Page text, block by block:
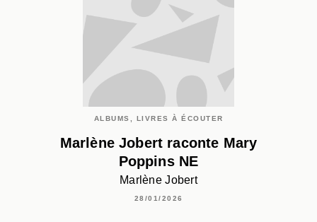
ALBUMS, LIVRES À ÉCOUTER
Marlène Jobert raconte Mary
Poppins NE
Marlène Jobert
28/01/2026